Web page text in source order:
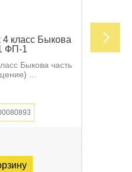
4 класс Быкова
ФП-1
Быкова часть
...